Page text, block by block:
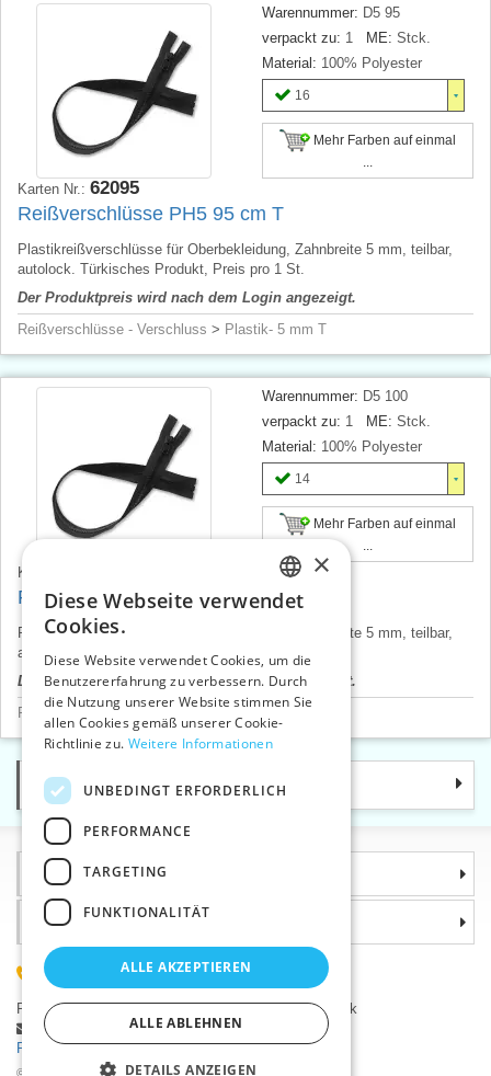
Warennummer: D5 95
verpackt zu: 1 ME: Stck.
Material: 100% Polyester
16
Mehr Farben auf einmal
Karten Nr.: 62095
Reißverschlüsse PH5 95 cm T
Plastikreißverschlüsse für Oberbekleidung, Zahnbreite 5 mm, teilbar,
autolock. Türkisches Produkt, Preis pro 1 St.
Der Produktpreis wird nach dem Login angezeigt.
Reißverschlüsse - Verschluss > Plastik- 5 mm T
Warennummer: D5 100
verpackt zu: 1 ME: Stck.
Material: 100% Polyester
14
Mehr Farben auf einmal
Karten Nr.:
Reißverschlüsse PH5 100 cm T
Plastikreißverschlüsse für Oberbekleidung, Zahnbreite 5 mm, teilbar,
autolock. Türkisches Produkt, Preis pro 1 St.
Der Produktpreis wird nach dem Login angezeigt.
Reißverschlüsse - Verschluss>Plastik- 5 mm T
Kategorie
Informationen
©2026 Kurzwaren-Großhandel - VTC AG., Uničov
Warum sollten Sie gerade uns wählen?
(+420) 585 051 217
Plzeňská 868, 783 91 Uničov, Tschechische Republik
Stellen Sie eine Frage|
Fehler melden
Probleme bei der Anmeldung ?
CZECH
ENGLISH
×
Diese Webseite verwendet
Cookies.
Diese Website verwendet Cookies, um die
Benutzererfahrung zu verbessern. Durch
die Nutzung unserer Website stimmen Sie
allen Cookies gemäß unserer Cookie-
Richtlinie zu. Weitere Informationen
UNBEDINGT ERFORDERLICH
PERFORMANCE
TARGETING
FUNKTIONALITÄT
ALLE AKZEPTIEREN
ALLE ABLEHNEN
DETAILS ANZEIGEN